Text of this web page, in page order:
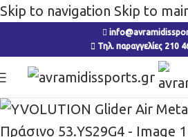
Skip to navigation Skip to
Τηλ. παραγγελίες 210